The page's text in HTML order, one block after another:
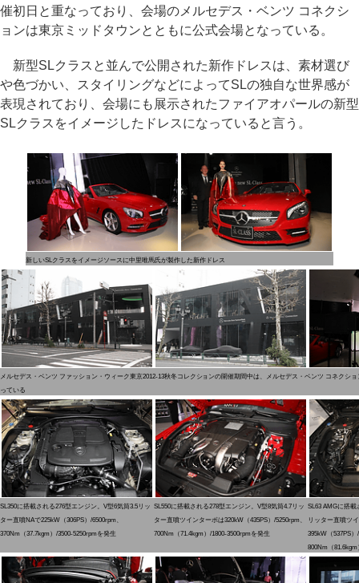
催初日と重なっており、会場のメルセデス・ベンツ コネクシ
ョンは東京ミッドタウンとともに公式会場となっている。
新型SLクラスと並んで公開された新作ドレスは、素材選び
や色づかい、スタイリングなどによってSLの独自な世界感が
表現されており、会場にも展示されたファイアオパールの新型
SLクラスをイメージしたドレスになっていると言う。
新しいSLクラスをイメージソースに中里唯馬氏が製作した新作ドレス
メルセデス・ベンツ ファッション・ウィーク東京2012-13秋冬コレクションの開催期間中は、メルセデス・ベンツ コネクシ
っている
SL350に搭載される276型エンジン。V型6気筒3.5リッ
ター直噴NAで225kW（306PS）/6500rpm、
370Nm（37.7kgm）/3500-5250rpmを発生
SL550に搭載される278型エンジン。V型8気筒4.7リッ
ター直噴ツインターボは320kW（435PS）/5250rpm、
700Nm（71.4kgm）/1800-3500rpmを発生
SL63 AMGに搭載
リッター直噴ツ
395kW（537PS）
800Nm（